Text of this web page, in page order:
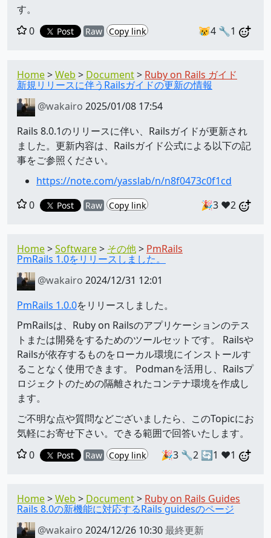
す。
0
Post Raw Copy link 😿4 🔧1
Home Web Document Ruby on Rails ガイド
新規リリースに伴うRailsガイドの更新の情報
@wakairo 2025/01/08 17:54
Rails 8.0.1のリリースに伴い、Railsガイドが更新され
ました。更新内容は、Railsガイド公式による以下の記
事をご参照ください。
https://note.com/yasslab/n/n8f0473c0f1cd
0
Post Raw Copy link 🎉3 ❤️2
Home Software その他 PmRails
PmRails 1.0をリリースしました。
@wakairo 2024/12/31 12:01
PmRails 1.0.0をリリースしました。
PmRailsは、Ruby on Railsのアプリケーションのテス
トまたは開発をするためのツールセットです。 Railsや
Railsが依存するものをローカル環境にインストールす
ることなく使用できます。 Podmanを活用し、Railsプ
ロジェクトのための隔離されたコンテナ環境を作成し
ます。
ご不明な点や質問などございましたら、このTopicにお
気軽にお寄せ下さい。できる範囲で回答いたします。
0
Post Raw Copy link 🎉3 🔧2 🔄1 ❤️1
Home Web Document Ruby on Rails Guides
Rails 8.0の新機能に対応するRails guidesのページ
@wakairo 2024/12/26 10:30最終更新